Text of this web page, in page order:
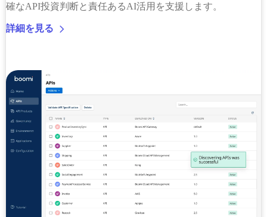
確なAPI投資判断と責任あるAI活用を支援します。
詳細を見る